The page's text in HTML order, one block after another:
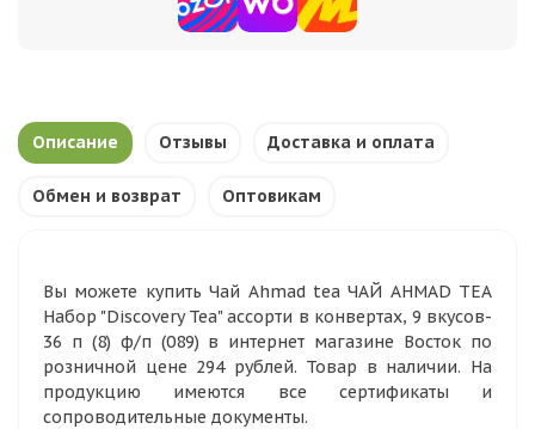
Описание Отзывы Доставка и оплата
Обмен и возврат Оптовикам
Вы можете купить Чай Ahmad tea ЧАЙ AHMAD TEA
Набор "Discovery Tea" ассорти в конвертах, 9 вкусов-
36 п (8) ф/п (089) в интернет магазине Восток по
розничной цене 294 рублей. Товар в наличии. На
продукцию имеются все сертификаты и
сопроводительные документы.